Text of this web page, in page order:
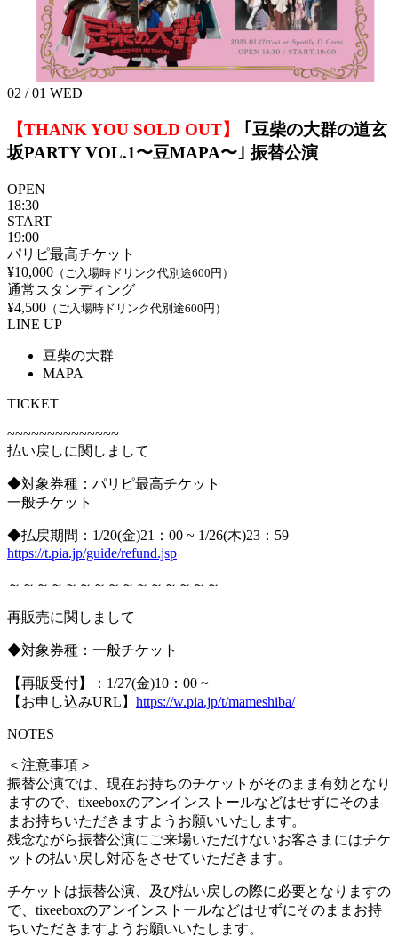
02 / 01 WED
【THANK YOU SOLD OUT】
｢豆柴の大群の道玄
坂PARTY VOL.1〜豆MAPA〜｣ 振替公演
OPEN
18:30
START
19:00
パリピ最高チケット
¥10,000 （ご入場時ドリンク代別途600円）
通常スタンディング
¥4,500 （ご入場時ドリンク代別途600円）
LINE UP
豆柴の大群
MAPA
TICKET
~~~~~~~~~~~~~~
払い戻しに関しまして
◆対象券種：パリピ最高チケット
一般チケット
◆払戻期間：1/20(金)21：00 ~ 1/26(木)23：59
https://t.pia.jp/guide/refund.jsp
～～～～～～～～～～～～～～～
再販売に関しまして
◆対象券種：一般チケット
【再販受付】：1/27(金)10：00 ~
【お申し込みURL】 https://w.pia.jp/t/mameshiba/
NOTES
＜注意事項＞
振替公演では、現在お持ちのチケットがそのまま有効となり
ますので、tixeeboxのアンインストールなどはせずにそのま
まお持ちいただきますようお願いいたします。
残念ながら振替公演にご来場いただけないお客さまにはチケ
ットの払い戻し対応をさせていただきます。
チケットは振替公演、及び払い戻しの際に必要となりますの
で、tixeeboxのアンインストールなどはせずにそのままお持
ちいただきますようお願いいたします。